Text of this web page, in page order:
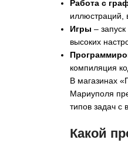
Работа с
иллюстраций,
Игры –
высоких
компиляция
В магазинах
Мариуполя
типов задач с
Какой